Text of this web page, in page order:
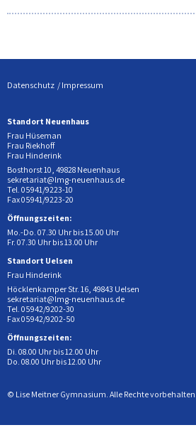
Datenschutz Impressum
Standort Neuenhaus
Frau Hüseman
Frau Riekhoff
Frau Hinderink
Bosthorst 10, 49828 Neuenhaus
sekretariat@lmg-neuenhaus.de
Tel. 05941/9223-10
Fax 05941/9223-20
Öffnungszeiten:
Mo.-Do. 07.30 Uhr bis 15.00 Uhr
Fr. 07.30 Uhr bis 13.00 Uhr
Standort Uelsen
Frau Hinderink
Höcklenkamper Str. 16, 49843 Uelsen
sekretariat@lmg-neuenhaus.de
Tel. 05942/9202-30
Fax 05942/9202-50
Öffnungszeiten:
Di. 08.00 Uhr bis 12.00 Uhr
Do. 08.00 Uhr bis 12.00 Uhr
© Lise Meitner Gymnasium. Alle Rechte vorbehalten.